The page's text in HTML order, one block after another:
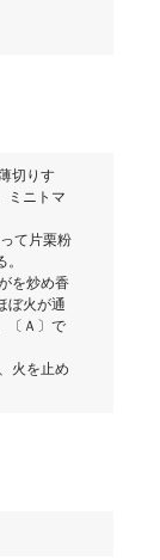
切りす
ミニトマ
て片栗粉
を炒め香
ぼ火が通
〔Ａ〕で
火を止め